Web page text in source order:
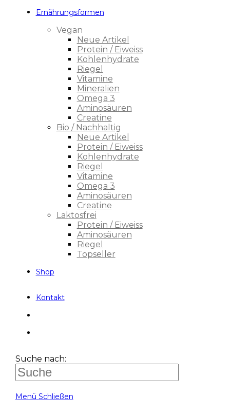
Ernährungsformen
Vegan
Neue Artikel
Protein / Eiweiss
Kohlenhydrate
Riegel
Vitamine
Mineralien
Omega 3
Aminosäuren
Creatine
Bio / Nachhaltig
Neue Artikel
Protein / Eiweiss
Kohlenhydrate
Riegel
Vitamine
Omega 3
Aminosäuren
Creatine
Laktosfrei
Protein / Eiweiss
Aminosäuren
Riegel
Topseller
Shop
Kontakt
Suche nach:
Menü Schließen